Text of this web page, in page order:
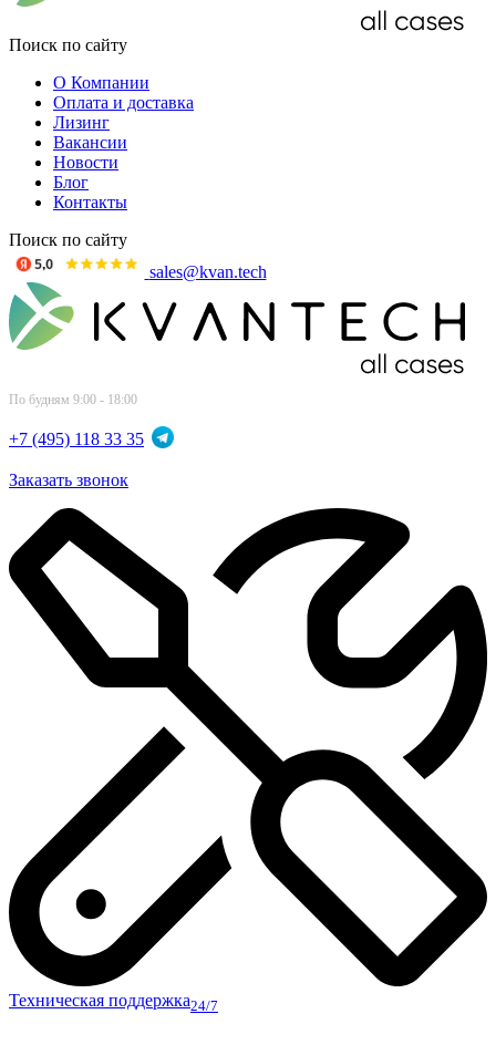
Поиск по сайту
О Компании
Оплата и доставка
Лизинг
Вакансии
Новости
Блог
Контакты
Поиск по сайту
sales@kvan.tech
По будням 9:00 - 18:00
+7 (495) 118 33 35
Заказать звонок
Техническая поддержка24/7